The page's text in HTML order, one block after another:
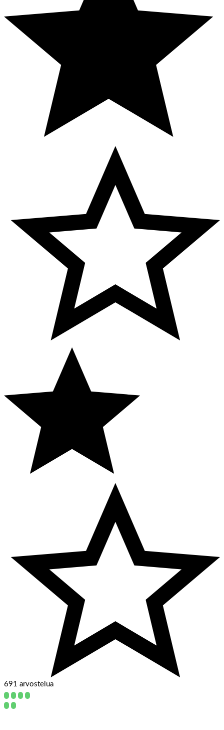
691 arvostelua